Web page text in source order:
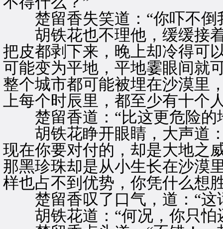
楚留香失笑道：“你吓不倒
胡铁花也不理他，缓缓接着
把皮都剥下来，晚上却冷得可
可能变为平地，平地霎眼间就
整个城市都可能被埋在沙漠里
上每个时辰里，都至少有十个
楚留香道：“比这更危险的
胡铁花睁开眼睛，大声道：
现在你要对付的，却是大地之
那黑珍珠却是从小生长在沙漠
样也占不到优势，你凭什么想
楚留香叹了口气，道：“这
胡铁花道：“何况，你只怕